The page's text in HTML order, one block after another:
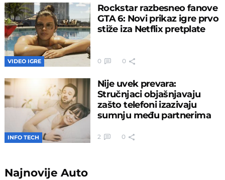
VIDEO IGRE
Rockstar razbesneo fanove
GTA 6: Novi prikaz igre prvo
stiže iza Netflix pretplate
0 0
INFO TECH
Nije uvek prevara:
Stručnjaci objašnjavaju
zašto telefoni izazivaju
sumnju među partnerima
2 0
NajnovijeAuto